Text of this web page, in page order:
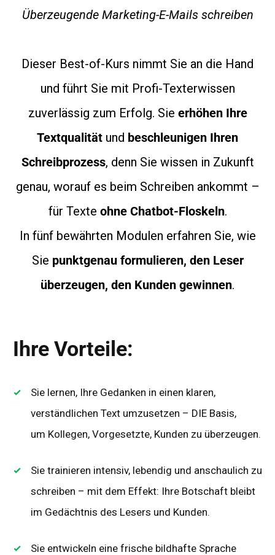
Überzeugende Marketing-E-Mails schreiben
Dieser Best-of-Kurs nimmt Sie an die Hand
und führt Sie mit Profi-Texterwissen
zuverlässig zum Erfolg. Sie erhöhen Ihre
Textqualität und beschleunigen Ihren
Schreibprozess, denn Sie wissen in Zukunft
genau, worauf es beim Schreiben ankommt –
für Texte ohne Chatbot-Floskeln.
In fünf bewährten Modulen erfahren Sie, wie
Sie punktgenau formulieren, den Leser
überzeugen, den Kunden gewinnen.
Ihre Vorteile:
Sie lernen, Ihre Gedanken in einen klaren,
verständlichen Text umzusetzen – DIE Basis,
um Kollegen, Vorgesetzte, Kunden zu überzeugen.
Sie trainieren intensiv, lebendig und anschaulich zu
schreiben – mit dem Effekt: Ihre Botschaft bleibt
im Gedächtnis des Lesers und Kunden.
Sie entwickeln eine frische bildhafte Sprache